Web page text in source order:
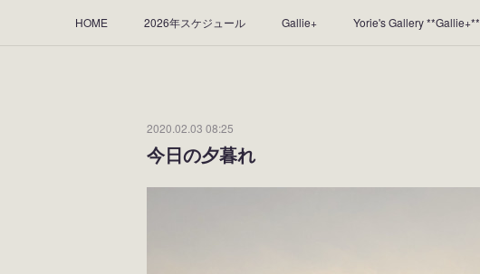
HOME 2026年スケジュール Gallie+ Yorie's Gallery **Gallie+**
2020.02.03 08:25
今日の夕暮れ